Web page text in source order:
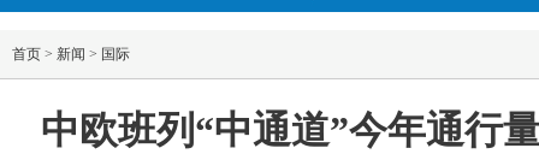
首页 > 新闻 > 国际
中欧班列“中通道”今年通行